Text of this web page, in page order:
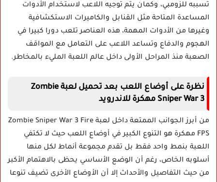
تسببه للزومبي، وكمان يتم توجيه اللاعب لاستخدام الأدوات
المساعدة المتاحة مثل القنابل والكاميرات الاستكشافية
وغيرها من الأدوات المهمة، هذه العناصر تلعب دورا كبيرا في
الهجوم والدفاع وتساعد اللاعب على التعامل مع المواقف
الصعبة منذ المراحل الأولى داخل عالم اللعبة المليء بالمخاطر.
نظرة على أوضاع اللعب بعد تحميل لعبة Zombie
Sniper War 3 مهكرة للاندرويد
من أبرز الجوانب الممتعة داخل لعبة Zombie Sniper War 3 Fire
FPS مهكرة هو التنوع الكبير في أوضاع اللعب حيث لا تكتفي
اللعبة بنمط واحد فقط بل تقدم مجموعة أنماط لكل منها
أسلوبه الخاص، رغم أن الوضع الأساسي يحظى بالاهتمام الأكبر
من حيث التفاصيل والأحداث إلا أن الأوضاع الأخرى تضيف تنوعا